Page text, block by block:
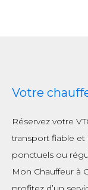
Votre
Réservez votre
transport fiable
ponctuels ou
Mon Chauffeur à